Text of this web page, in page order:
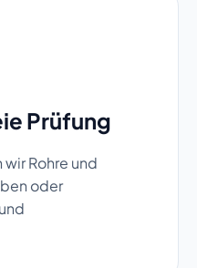
Prüfung
Rohre und
oder